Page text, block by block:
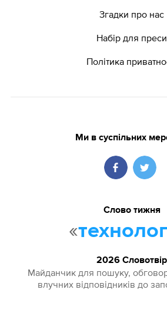
Згадки про нас
Набір для преси
Політика
Ми в суспільних
Слово тижня
«
2026 Словотвір
Майданчик для пошуку,
влучних відповідників до